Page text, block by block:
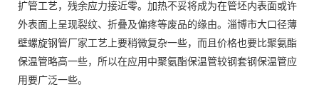
扩管工艺，残余应力接近零。加热不妥将成为在管坯内表面或许
外表面上呈现裂纹、折叠及偏疼等废品的缘由。淄博市大口径薄
壁螺旋钢管厂家工艺上要稍微复杂一些，而且价格也要比聚氨酯
保温管略高一些，所以在应用中聚氨酯保温管较钢套钢保温管应
用要广泛一些。